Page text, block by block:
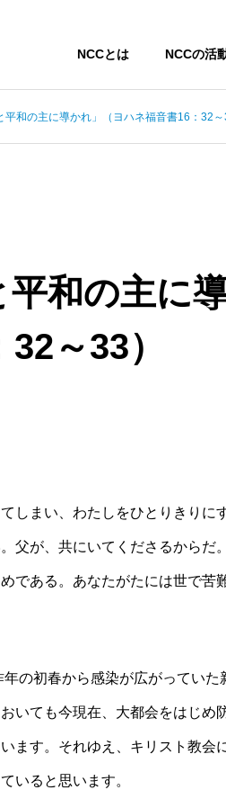
NCCとは NCCの活
平和の主に導かれ」（ヨハネ福音書16：32～
和の主に導
～33）
しまい、わたしをひとりきりに
父が、共にいてくださるからだ
である。あなたがたには世で苦
の初春から感染が広がっていた
いても今現在、大都会をはじめ
ます。それゆえ、キリスト教会
いると思います。